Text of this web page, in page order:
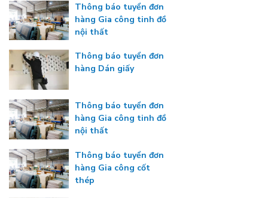
Thông báo tuyển đơn
hàng Gia công tinh đồ
nội thất
Thông báo tuyển đơn
hàng Dán giấy
Thông báo tuyển đơn
hàng Gia công tinh đồ
nội thất
Thông báo tuyển đơn
hàng Gia công cốt
thép